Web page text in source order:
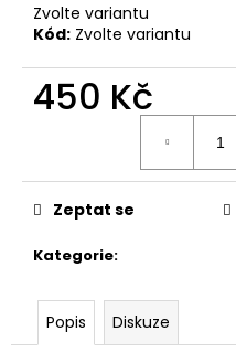
Zvolte variantu
Kód: Zvolte variantu
450 Kč
Kategorie:
Zeptat se
Popis Diskuze
m
e
NŮŽ
290
Kč